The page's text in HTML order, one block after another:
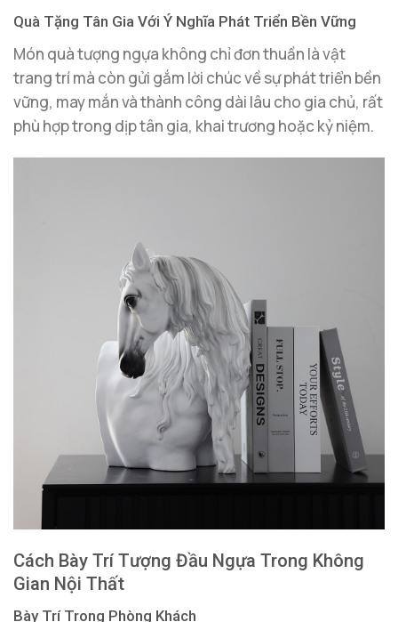
Quà Tặng Tân Gia Với Ý Nghĩa Phát Triển Bền Vững
Món quà tượng ngựa không chỉ đơn thuần là vật
trang trí mà còn gửi gắm lời chúc về sự phát triển bền
vững, may mắn và thành công dài lâu cho gia chủ, rất
phù hợp trong dịp tân gia, khai trương hoặc kỷ niệm.
Cách Bày Trí Tượng Đầu Ngựa Trong Không
Gian Nội Thất
Bày Trí Trong Phòng Khách